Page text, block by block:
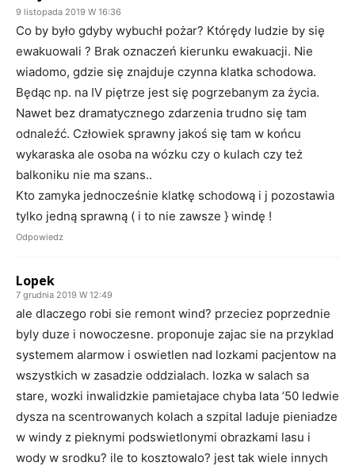
9 listopada 2019 W 16:36
Co by było gdyby wybuchł pożar? Którędy ludzie by się
ewakuowali ? Brak oznaczeń kierunku ewakuacji. Nie
wiadomo, gdzie się znajduje czynna klatka schodowa.
Będąc np. na IV piętrze jest się pogrzebanym za życia.
Nawet bez dramatycznego zdarzenia trudno się tam
odnaleźć. Człowiek sprawny jakoś się tam w końcu
wykaraska ale osoba na wózku czy o kulach czy też
balkoniku nie ma szans..
Kto zamyka jednocześnie klatkę schodową i j pozostawia
tylko jedną sprawną ( i to nie zawsze } windę !
Odpowiedz
Lopek
7 grudnia 2019 W 12:49
ale dlaczego robi sie remont wind? przeciez poprzednie
byly duze i nowoczesne. proponuje zajac sie na przyklad
systemem alarmow i oswietlen nad lozkami pacjentow na
wszystkich w zasadzie oddzialach. lozka w salach sa
stare, wozki inwalidzkie pamietajace chyba lata ’50 ledwie
dysza na scentrowanych kolach a szpital laduje pieniadze
w windy z pieknymi podswietlonymi obrazkami lasu i
wody w srodku? ile to kosztowalo? jest tak wiele innych